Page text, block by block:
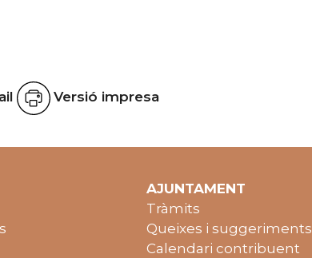
Versió impresa
AJUNTAMENT
Tràmits
Queixes i suggeriments
Calendari contribuent